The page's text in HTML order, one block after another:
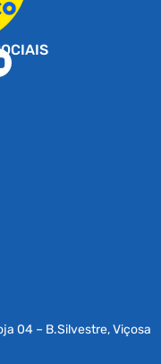
04 – B.Silvestre, Viçosa